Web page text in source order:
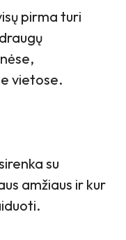
pirma turi
vietose.
su
amžiaus ir kur